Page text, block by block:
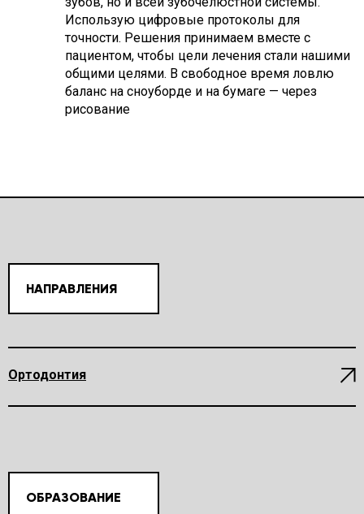
Использую цифровые протоколы для
точности. Решения принимаем вместе с
пациентом, чтобы цели лечения стали нашими
общими целями. В свободное время ловлю
баланс на сноуборде и на бумаге — через
рисование
НАПРАВЛЕНИЯ
Ортодонтия
ОБРАЗОВАНИЕ